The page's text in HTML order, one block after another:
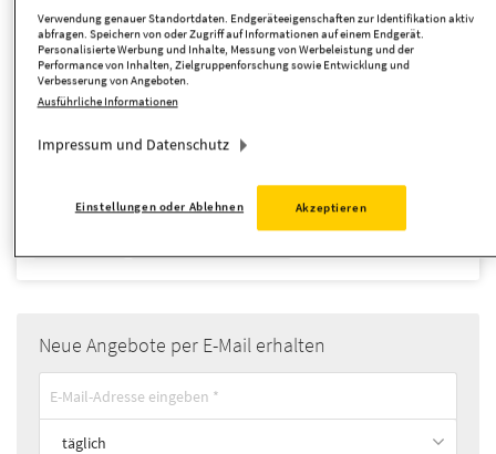
Wohnfläche
Neue Angebote per E-Mail erhalten
täglich
Verwendung genauer Standortdaten. Endgeräteeigenschaften zur Identifikation aktiv
abfragen. Speichern von oder Zugriff auf Informationen auf einem Endgerät.
Personalisierte Werbung und Inhalte, Messung von Werbeleistung und der
Performance von Inhalten, Zielgruppenforschung sowie Entwicklung und
Verbesserung von Angeboten.
Ausführliche Informationen
Impressum und Datenschutz
Einstellungen oder Ablehnen Akzeptieren